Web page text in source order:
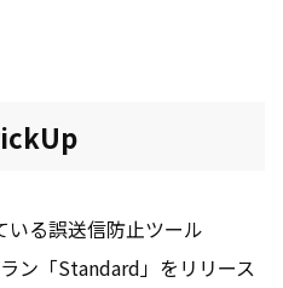
る誤送信防止ツール
ン「Standard」をリリース